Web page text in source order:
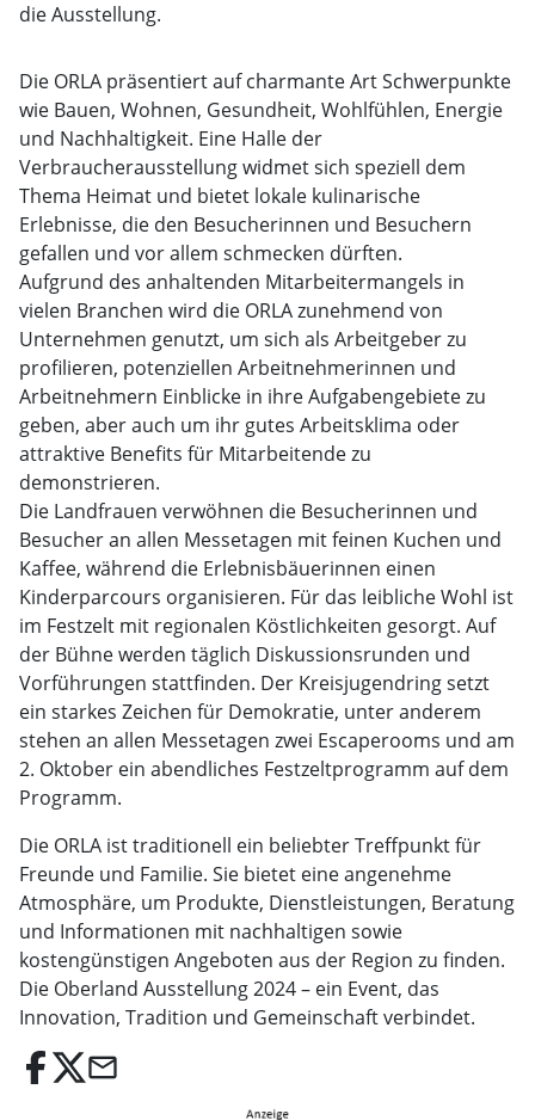
die Ausstellung.
Die ORLA präsentiert auf charmante Art Schwerpunkte
wie Bauen, Wohnen, Gesundheit, Wohlfühlen, Energie
und Nachhaltigkeit. Eine Halle der
Verbraucherausstellung widmet sich speziell dem
Thema Heimat und bietet lokale kulinarische
Erlebnisse, die den Besucherinnen und Besuchern
gefallen und vor allem schmecken dürften.
Aufgrund des anhaltenden Mitarbeitermangels in
vielen Branchen wird die ORLA zunehmend von
Unternehmen genutzt, um sich als Arbeitgeber zu
profilieren, potenziellen Arbeitnehmerinnen und
Arbeitnehmern Einblicke in ihre Aufgabengebiete zu
geben, aber auch um ihr gutes Arbeitsklima oder
attraktive Benefits für Mitarbeitende zu
demonstrieren.
Die Landfrauen verwöhnen die Besucherinnen und
Besucher an allen Messetagen mit feinen Kuchen und
Kaffee, während die Erlebnisbäuerinnen einen
Kinderparcours organisieren. Für das leibliche Wohl ist
im Festzelt mit regionalen Köstlichkeiten gesorgt. Auf
der Bühne werden täglich Diskussionsrunden und
Vorführungen stattfinden. Der Kreisjugendring setzt
ein starkes Zeichen für Demokratie, unter anderem
stehen an allen Messetagen zwei Escaperooms und am
2. Oktober ein abendliches Festzeltprogramm auf dem
Programm.
Die ORLA ist traditionell ein beliebter Treffpunkt für
Freunde und Familie. Sie bietet eine angenehme
Atmosphäre, um Produkte, Dienstleistungen, Beratung
und Informationen mit nachhaltigen sowie
kostengünstigen Angeboten aus der Region zu finden.
Die Oberland Ausstellung 2024 – ein Event, das
Innovation, Tradition und Gemeinschaft verbindet.
email